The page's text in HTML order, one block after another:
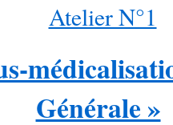
Atelier N°1
Générale »